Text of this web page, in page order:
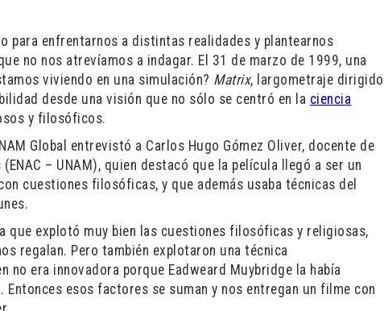
para enfrentarnos a distintas realidades y plantearnos
no nos atrevíamos a indagar. El 31 de marzo de 1999, una
viviendo en una simulación? Matrix, largometraje dirigido
desde una visión que no sólo se centró en la ciencia
y filosóficos.
Global entrevistó a Carlos Hugo Gómez Oliver, docente de
– UNAM), quien destacó que la película llegó a ser un
cuestiones filosóficas, y que además usaba técnicas del
que explotó muy bien las cuestiones filosóficas y religiosas,
regalan. Pero también explotaron una técnica
no era innovadora porque Eadweard Muybridge la había
esos factores se suman y nos entregan un filme con